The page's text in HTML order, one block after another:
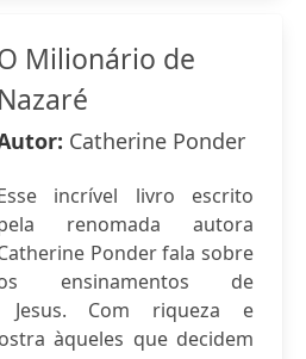
Milionário de
Nazaré
Catherine Ponder
incrível livro escrito
renomada autora
Ponder fala sobre
ensinamentos de
Jesus. Com riqueza e
àqueles que decidem